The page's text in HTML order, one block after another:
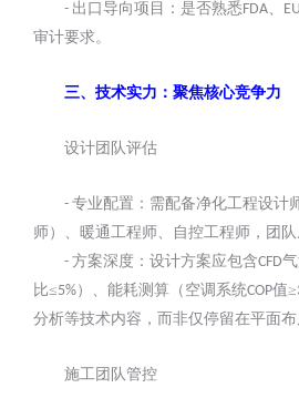
- 出口导向项目：是否熟悉FDA
审计要求。
三、技术实力：聚焦核心竞争力
设计团队评估
- 专业配置：需配备净化工程设计
师）、暖通工程师、自控工程师，团
- 方案深度：设计方案应包含CFD
比≤5%）、能耗测算（空调系统COP值≥
分析等技术内容，而非仅停留在平面布
施工团队管控